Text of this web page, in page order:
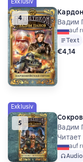
4
Вадим
auf
Text
€4,14
Exklusiv
5
Вадим
auf
Audio